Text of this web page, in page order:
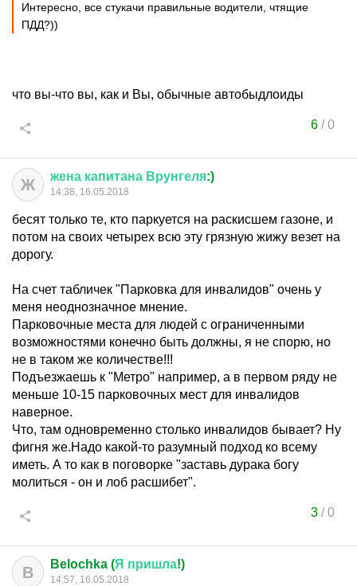
Интересно, все стукачи правильные водители, чтящие
ПДД?))
что вы-что вы, как и Вы, обычные автобыдлоиды
6/0
Ж жена капитана Врунгеля:)
14:38, 16.05.2018
бесят только те, кто паркуется на раскисшем газоне, и
потом на своих четырех всю эту грязную жижу везет на
дорогу.
На счет табличек "Парковка для инвалидов" очень у
меня неоднозначное мнение.
Парковочные места для людей с ограниченными
возможностями конечно быть должны, я не спорю, но
не в таком же количестве!!!
Подъезжаешь к "Метро" например, а в первом ряду не
меньше 10-15 парковочных мест для инвалидов
наверное.
Что, там одновременно столько инвалидов бывает? Ну
фигня же.Надо какой-то разумный подход ко всему
иметь. А то как в поговорке "заставь дурака богу
молиться - он и лоб расшибет".
3/0
B Belochka (Я пришла!)
14:57, 16.05.2018